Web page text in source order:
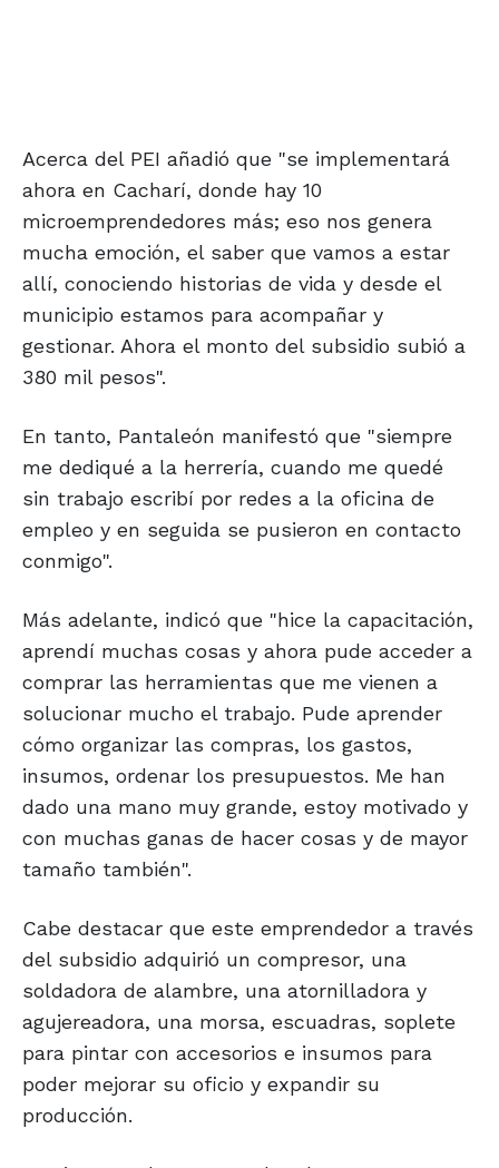
Acerca del PEI añadió que "se implementará
ahora en Cacharí, donde hay 10
microemprendedores más; eso nos genera
mucha emoción, el saber que vamos a estar
allí, conociendo historias de vida y desde el
municipio estamos para acompañar y
gestionar. Ahora el monto del subsidio subió a
380 mil pesos".
En tanto, Pantaleón manifestó que "siempre
me dediqué a la herrería, cuando me quedé
sin trabajo escribí por redes a la oficina de
empleo y en seguida se pusieron en contacto
conmigo".
Más adelante, indicó que "hice la capacitación,
aprendí muchas cosas y ahora pude acceder a
comprar las herramientas que me vienen a
solucionar mucho el trabajo. Pude aprender
cómo organizar las compras, los gastos,
insumos, ordenar los presupuestos. Me han
dado una mano muy grande, estoy motivado y
con muchas ganas de hacer cosas y de mayor
tamaño también".
Cabe destacar que este emprendedor a través
del subsidio adquirió un compresor, una
soldadora de alambre, una atornilladora y
agujereadora, una morsa, escuadras, soplete
para pintar con accesorios e insumos para
poder mejorar su oficio y expandir su
producción.